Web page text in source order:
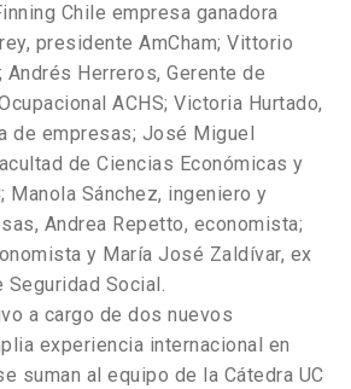
Chile empresa ganadora
presidente AmCham; Vittorio
Herreros, Gerente de
ACHS; Victoria Hurtado,
de empresas; José Miguel
de Ciencias Económicas y
Manola Sánchez, ingeniero y
Andrea Repetto, economista;
y María José Zaldívar, ex
Seguridad Social.
a cargo de dos nuevos
experiencia internacional en
suman al equipo de la Cátedra UC